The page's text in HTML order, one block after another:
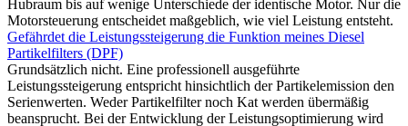
Hubraum bis auf wenige Unterschiede der identische Motor. Nur die
Motorsteuerung entscheidet maßgeblich, wie viel Leistung entsteht.
Gefährdet die Leistungssteigerung die Funktion meines Diesel
Partikelfilters (DPF)
Grundsätzlich nicht. Eine professionell ausgeführte
Leistungssteigerung entspricht hinsichtlich der Partikelemission den
Serienwerten. Weder Partikelfilter noch Kat werden übermäßig
beansprucht. Bei der Entwicklung der Leistungsoptimierung wird